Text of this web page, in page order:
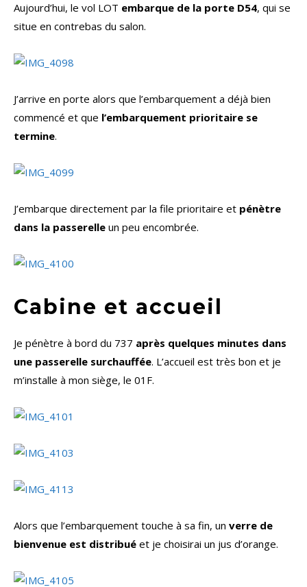
Aujourd’hui, le vol LOT embarque de la porte D54, qui se
situe en contrebas du salon.
J’arrive en porte alors que l’embarquement a déjà bien
commencé et que l’embarquement prioritaire se
termine.
J’embarque directement par la file prioritaire et pénètre
dans la passerelle un peu encombrée.
Cabine et accueil
Je pénètre à bord du 737 après quelques minutes dans
une passerelle surchauffée. L’accueil est très bon et je
m’installe à mon siège, le 01F.
Alors que l’embarquement touche à sa fin, un verre de
bienvenue est distribué et je choisirai un jus d’orange.